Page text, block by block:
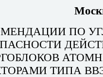
ПО
ТИПА